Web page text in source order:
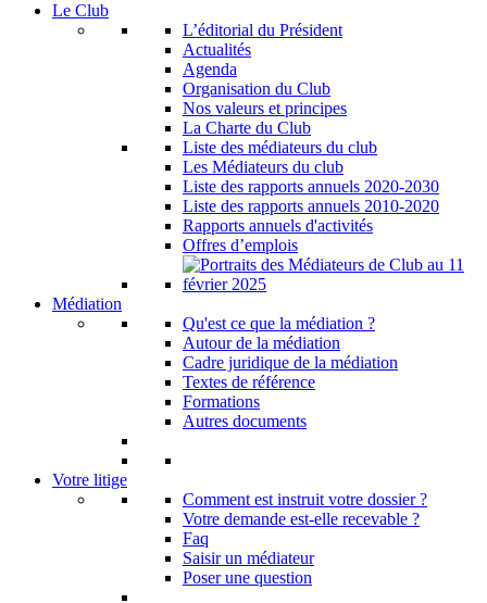
Le Club
L’éditorial du Président
Actualités
Agenda
Organisation du Club
Nos valeurs et principes
La Charte du Club
Liste des médiateurs du club
Les Médiateurs du club
Liste des rapports annuels 2020-2030
Liste des rapports annuels 2010-2020
Rapports annuels d'activités
Offres d’emplois
Médiation
Qu'est ce que la médiation ?
Autour de la médiation
Cadre juridique de la médiation
Textes de référence
Formations
Autres documents
Votre litige
Comment est instruit votre dossier ?
Votre demande est-elle recevable ?
Faq
Saisir un médiateur
Poser une question